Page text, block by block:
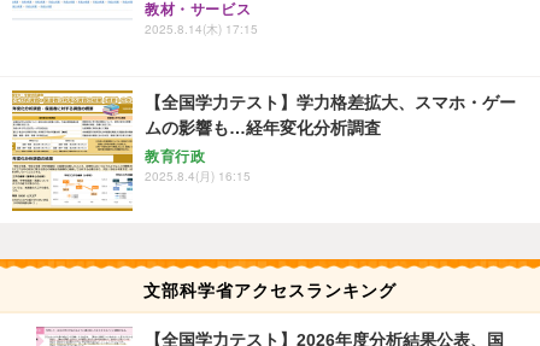
教材・サービス
2025.8.14(木) 17:15
【全国学力テスト】学力格差拡大、スマホ・ゲー
ムの影響も…経年変化分析調査
教育行政
2025.8.4(月) 16:15
文部科学省アクセスランキング
【全国学力テスト】2026年度分析結果公表、国